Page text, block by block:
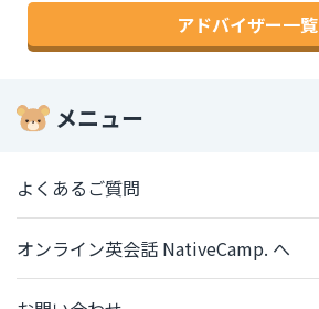
アドバイザー一覧
メニュー
よくあるご質問
オンライン英会話 NativeCamp. へ